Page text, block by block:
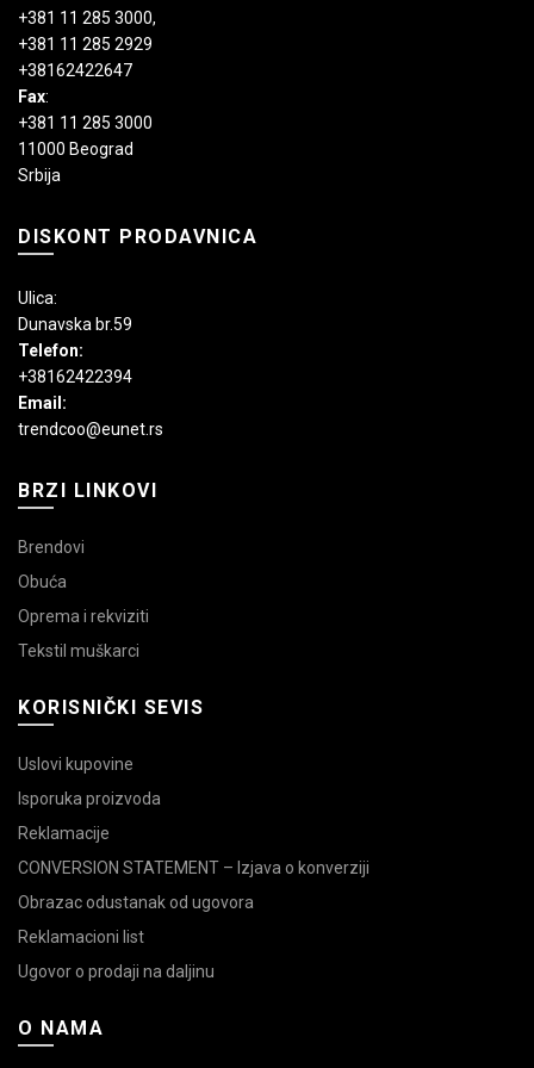
+381 11 285 3000,
+381 11 285 2929
+38162422647
Fax:
+381 11 285 3000
11000 Beograd
Srbija
DISKONT PRODAVNICA
Ulica:
Dunavska br.59
Telefon:
+38162422394
Email:
trendcoo@eunet.rs
BRZI LINKOVI
Brendovi
Obuća
Oprema i rekviziti
Tekstil muškarci
KORISNIČKI SEVIS
Uslovi kupovine
Isporuka proizvoda
Reklamacije
CONVERSION STATEMENT – Izjava o konverziji
Obrazac odustanak od ugovora
Reklamacioni list
Ugovor o prodaji na daljinu
O NAMA